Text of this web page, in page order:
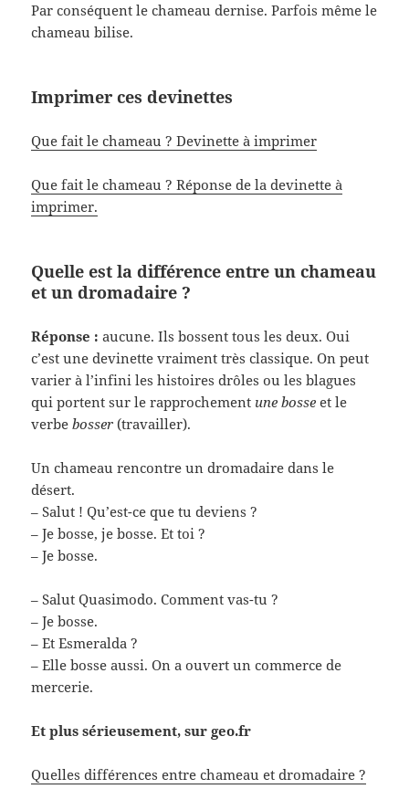
Par conséquent le chameau dernise. Parfois même le
chameau bilise.
Imprimer ces devinettes
Que fait le chameau ? Devinette à imprimer
Que fait le chameau ? Réponse de la devinette à
imprimer.
Quelle est la différence entre un chameau
et un dromadaire ?
Réponse : aucune. Ils bossent tous les deux. Oui
c’est une devinette vraiment très classique. On peut
varier à l’infini les histoires drôles ou les blagues
qui portent sur le rapprochement une bosse et le
verbebosser (travailler).
Un chameau rencontre un dromadaire dans le
désert.
– Salut ! Qu’est-ce que tu deviens ?
– Je bosse, je bosse. Et toi ?
– Je bosse.
– Salut Quasimodo. Comment vas-tu ?
– Je bosse.
– Et Esmeralda ?
– Elle bosse aussi. On a ouvert un commerce de
mercerie.
Et plus sérieusement, sur geo.fr
Quelles différences entre chameau et dromadaire ?